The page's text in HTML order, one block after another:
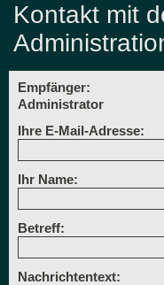
Kontakt mit
Empfänger:
Administrator
Ihre E-Mail-Adresse:
Ihr Name:
Betreff:
Nachrichtentext: